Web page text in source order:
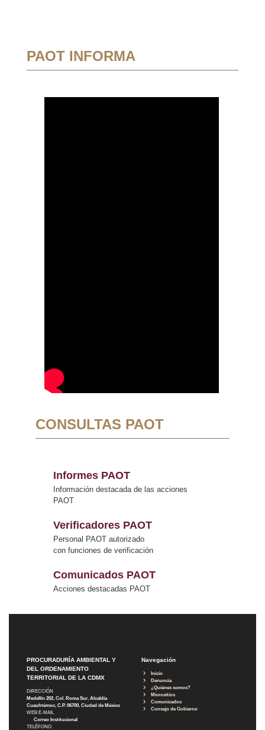
PAOT INFORMA
CONSULTAS PAOT
Informes PAOT
Información destacada de las acciones
PAOT
Verificadores PAOT
Personal PAOT autorizado
con funciones de verificación
Comunicados PAOT
Acciones destacadas PAOT
PROCURADURÍA AMBIENTAL Y
DEL ORDENAMIENTO
TERRITORIAL DE LA CDMX
DIRECCIÓN
Medellín 202, Col. Roma Sur, Alcaldía
Cuauhtémoc, C.P. 06700, Ciudad de México
WEB E-MAIL
Correo Institucional
TELÉFONO
Navegación
Inicio
Denuncia
¿Quiénes somos?
Micrositios
Comunicados
Consejo de Gobierno